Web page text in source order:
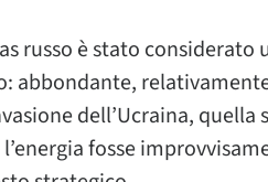
russo è stato considerato
abbondante,
dell’Ucraina, quella
fosse